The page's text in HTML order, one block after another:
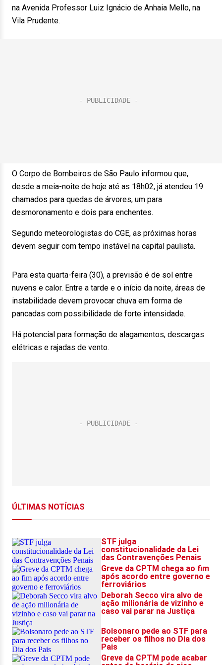
na Avenida Professor Luiz Ignácio de Anhaia Mello, na
Vila Prudente.
O Corpo de Bombeiros de São Paulo informou que,
desde a meia-noite de hoje até as 18h02, já atendeu 19
chamados para quedas de árvores, um para
desmoronamento e dois para enchentes.
Segundo meteorologistas do CGE, as próximas horas
devem seguir com tempo instável na capital paulista.
Para esta quarta-feira (30), a previsão é de sol entre
nuvens e calor. Entre a tarde e o início da noite, áreas de
instabilidade devem provocar chuva em forma de
pancadas com possibilidade de forte intensidade.
Há potencial para formação de alagamentos, descargas
elétricas e rajadas de vento.